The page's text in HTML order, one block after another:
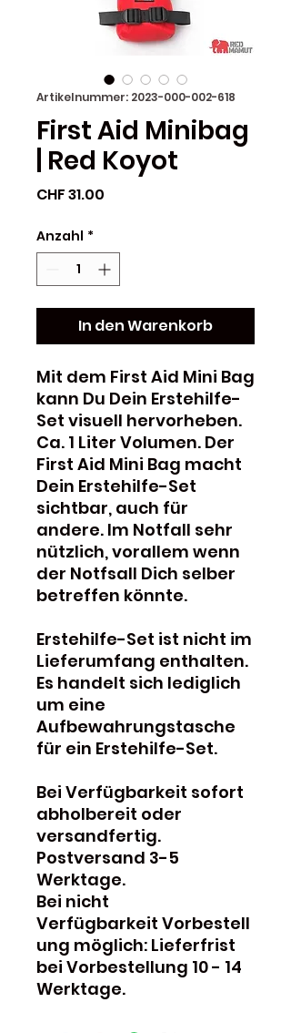
Artikelnummer: 2023-000-002-618
First Aid Minibag
| Red Koyot
CHF 31.00
Anzahl *
In den Warenkorb
Mit dem First Aid Mini Bag
kann Du Dein Erstehilfe-
Set visuell hervorheben.
Ca. 1 Liter Volumen. Der
First Aid Mini Bag macht
Dein Erstehilfe-Set
sichtbar, auch für
andere. Im Notfall sehr
nützlich, vorallem wenn
der Notfsall Dich selber
betreffen könnte.
Erstehilfe-Set ist nicht im
Lieferumfang enthalten.
Es handelt sich lediglich
um eine
Aufbewahrungstasche
für ein Erstehilfe-Set.
Bei Verfügbarkeit sofort
abholbereit oder
versandfertig.
Postversand 3-5
Werktage.
Bei nicht
Verfügbarkeit Vorbestell
ung möglich: Lieferfrist
bei Vorbestellung 10 - 14
Werktage.